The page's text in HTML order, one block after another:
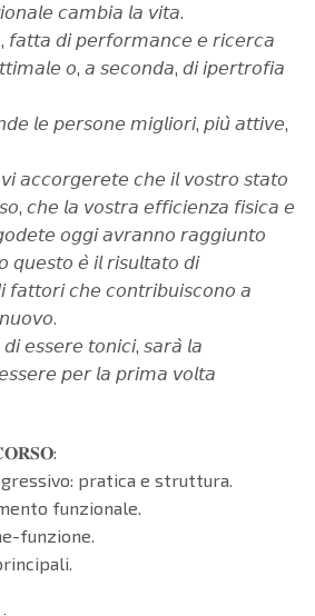
𝘤𝘢𝘮𝘣𝘪𝘢 𝘭𝘢 𝘷𝘪𝘵𝘢.
𝘧𝘢𝘵𝘵𝘢 𝘥𝘪 𝘱𝘦𝘳𝘧𝘰𝘳𝘮𝘢𝘯𝘤𝘦 𝘦 𝘳𝘪𝘤𝘦𝘳𝘤𝘢
𝘰, 𝘢 𝘴𝘦𝘤𝘰𝘯𝘥𝘢, 𝘥𝘪 𝘪𝘱𝘦𝘳𝘵𝘳𝘰𝘧𝘪𝘢
𝘭𝘦 𝘱𝘦𝘳𝘴𝘰𝘯𝘦 𝘮𝘪𝘨𝘭𝘪𝘰𝘳𝘪, 𝘱𝘪𝘶̀ 𝘢𝘵𝘵𝘪𝘷𝘦,
𝘢𝘤𝘤𝘰𝘳𝘨𝘦𝘳𝘦𝘵𝘦 𝘤𝘩𝘦 𝘪𝘭 𝘷𝘰𝘴𝘵𝘳𝘰 𝘴𝘵𝘢𝘵𝘰
𝘤𝘩𝘦 𝘭𝘢 𝘷𝘰𝘴𝘵𝘳𝘢 𝘦𝘧𝘧𝘪𝘤𝘪𝘦𝘯𝘻𝘢 𝘧𝘪𝘴𝘪𝘤𝘢 𝘦
𝘰𝘨𝘨𝘪 𝘢𝘷𝘳𝘢𝘯𝘯𝘰 𝘳𝘢𝘨𝘨𝘪𝘶𝘯𝘵𝘰
𝘲𝘶𝘦𝘴𝘵𝘰 𝘦̀ 𝘪𝘭 𝘳𝘪𝘴𝘶𝘭𝘵𝘢𝘵𝘰 𝘥𝘪
𝘧𝘢𝘵𝘵𝘰𝘳𝘪 𝘤𝘩𝘦 𝘤𝘰𝘯𝘵𝘳𝘪𝘣𝘶𝘪𝘴𝘤𝘰𝘯𝘰 𝘢
𝘦𝘴𝘴𝘦𝘳𝘦 𝘵𝘰𝘯𝘪𝘤𝘪, 𝘴𝘢𝘳𝘢̀ 𝘭𝘢
𝘱𝘦𝘳 𝘭𝘢 𝘱𝘳𝘪𝘮𝘢 𝘷𝘰𝘭𝘵𝘢
pratica e struttura.
funzionale.
funzione.